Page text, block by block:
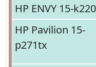
HP ENVY 15-
HP Pavilion 15-
p271tx